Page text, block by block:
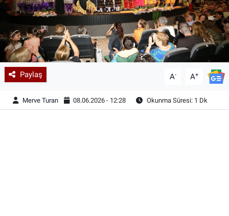
Paylaş A- A+
Merve Turan 08.06.2026 - 12:28 Okunma Süresi: 1 Dk